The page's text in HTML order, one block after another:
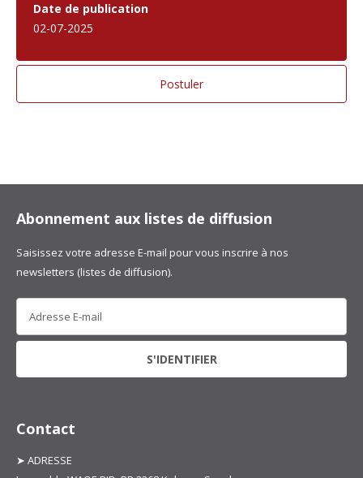
Date de publication
02-07-2025
Abonnement aux listes de diffusion
Saisissez votre adresse E-mail pour vous inscrire à nos
newsletters (listes de diffusion).
Contact
➤ ADRESSE